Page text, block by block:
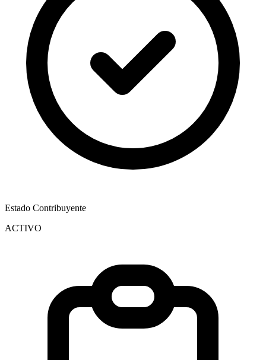
Estado Contribuyente
ACTIVO